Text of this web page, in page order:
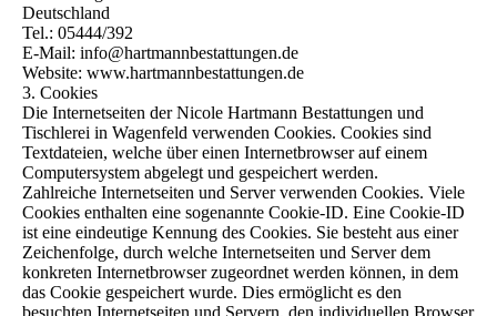
Deutschland
Tel.: 05444/392
E-Mail: info@hartmannbestattungen.de
Website: www.hartmannbestattungen.de
3. Cookies
Die Internetseiten der Nicole Hartmann Bestattungen und
Tischlerei in Wagenfeld verwenden Cookies. Cookies sind
Textdateien, welche über einen Internetbrowser auf einem
Computersystem abgelegt und gespeichert werden.
Zahlreiche Internetseiten und Server verwenden Cookies. Viele
Cookies enthalten eine sogenannte Cookie-ID. Eine Cookie-ID
ist eine eindeutige Kennung des Cookies. Sie besteht aus einer
Zeichenfolge, durch welche Internetseiten und Server dem
konkreten Internetbrowser zugeordnet werden können, in dem
das Cookie gespeichert wurde. Dies ermöglicht es den
besuchten Internetseiten und Servern, den individuellen Browser